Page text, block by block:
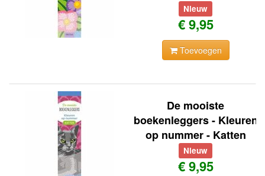
Nieuw
€ 9,95
Toevoegen
De mooiste
boekenleggers - Kleuren
op nummer - Katten
Nieuw
€ 9,95